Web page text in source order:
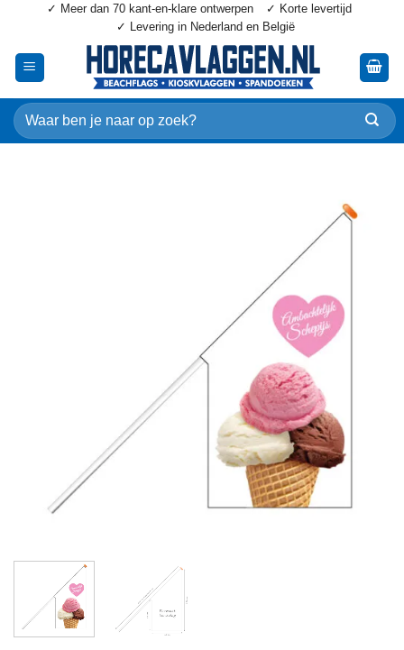
inhoud
✓ Meer dan 70 kant-en-klare ontwerpen
✓ Korte levertijd
✓ Levering in Nederland en België
Zoeken
naar: